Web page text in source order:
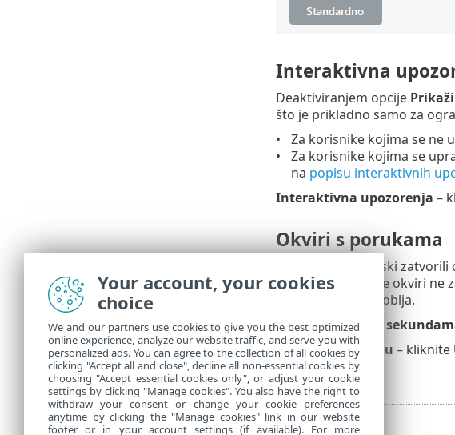
Interaktivna
Deaktiviranjem opcije
što je prikladno samo za
Za korisnike kojima se ne
Za korisnike kojima se
na popisu interaktivnih
Interaktivna upozorenja –
Okviri s porukama
Da biste automatski
porukama
. Ako se okviri
vremenskog razdoblja.
Prikaži vrijeme u
Poruke za potvrdu – kliknite
prikazivati ili ne.
Your account, your cookies
choice
We and our partners use cookies to give you the best optimized
online experience, analyze our website traffic, and serve you with
personalized ads. You can agree to the collection of all cookies by
clicking "Accept all and close", decline all non-essential cookies by
choosing "Accept essential cookies only", or adjust your cookie
settings by clicking "Manage cookies". You also have the right to
withdraw your consent or change your cookie preferences
anytime by clicking the "Manage cookies" link in our website
footer or in your account settings (if available). For more